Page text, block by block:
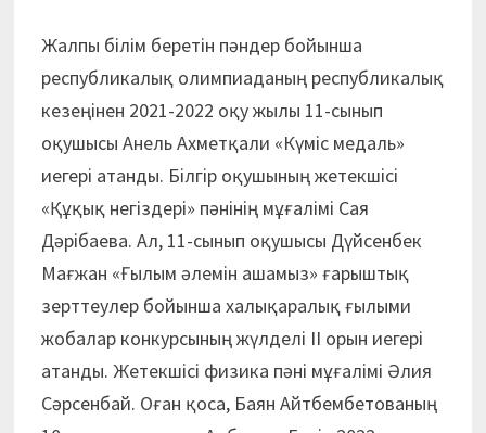
Жалпы білім беретін пәндер бойынша
республикалық олимпиаданың республикалық
кезеңінен 2021-2022 оқу жылы 11-сынып
оқушысы Анель Ахметқали «Күміс медаль»
иегері атанды. Білгір оқушының жетекшісі
«Құқық негіздері» пәнінің мұғалімі Сая
Дәрібаева. Ал, 11-сынып оқушысы Дүйсенбек
Мағжан «Ғылым әлемін ашамыз» ғарыштық
зерттеулер бойынша халықаралық ғылыми
жобалар конкурсының жүлделі II орын иегері
атанды. Жетекшісі физика пәні мұғалімі Әлия
Сәрсенбай. Оған қоса, Баян Айтбембетованың